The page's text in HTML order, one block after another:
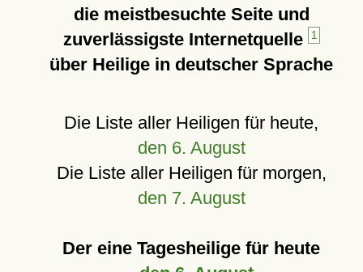
die meistbesuchte Seite und
zuverlässigste Internetquelle
1
über Heilige in deutscher Sprache
Die Liste aller Heiligen für heute,
den 6. August
Die Liste aller Heiligen für morgen,
den 7. August
Der eine Tagesheilige für heute